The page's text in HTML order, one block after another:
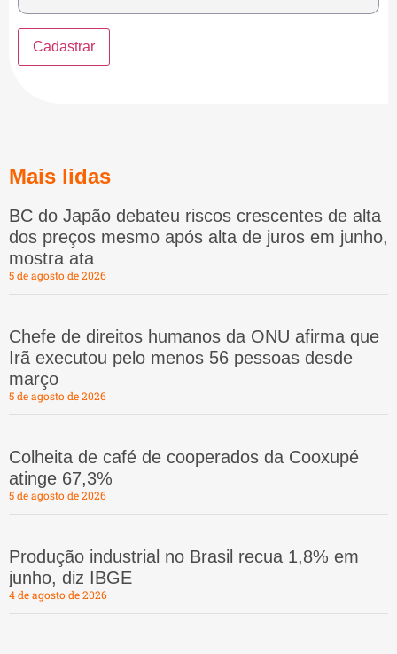
Mais lidas
BC do Japão debateu riscos crescentes de alta
dos preços mesmo após alta de juros em junho,
mostra ata
5 de agosto de 2026
Chefe de direitos humanos da ONU afirma que
Irã executou pelo menos 56 pessoas desde
março
5 de agosto de 2026
Colheita de café de cooperados da Cooxupé
atinge 67,3%
5 de agosto de 2026
Produção industrial no Brasil recua 1,8% em
junho, diz IBGE
4 de agosto de 2026